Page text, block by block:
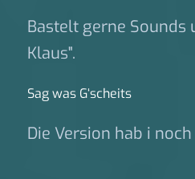
Bastelt gerne Sounds
Klaus".
Sag was G‘scheits
Die Version hab i noch